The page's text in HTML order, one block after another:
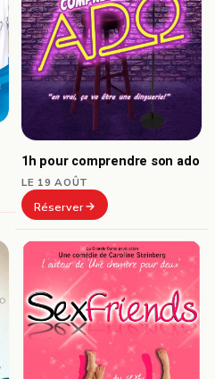
1h pour comprendre son ado
LE 19 AOÛT
Réserver